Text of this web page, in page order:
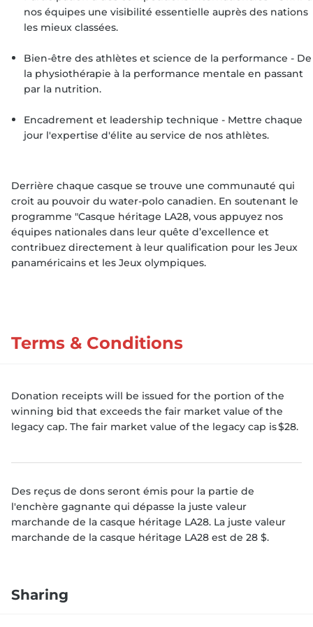
nos équipes une visibilité essentielle auprès des nations
les mieux classées.
Bien-être des athlètes et science de la performance - De
la physiothérapie à la performance mentale en passant
par la nutrition.
Encadrement et leadership technique - Mettre chaque
jour l'expertise d'élite au service de nos athlètes.
Derrière chaque casque se trouve une communauté qui
croit au pouvoir du water-polo canadien. En soutenant le
programme "Casque héritage LA28, vous appuyez nos
équipes nationales dans leur quête d’excellence et
contribuez directement à leur qualification pour les Jeux
panaméricains et les Jeux olympiques.
Terms & Conditions
Donation receipts will be issued for the portion of the
winning bid that exceeds the fair market value of the
legacy cap. The fair market value of the legacy cap is $28.
Des reçus de dons seront émis pour la partie de
l'enchère gagnante qui dépasse la juste valeur
marchande de la casque héritage LA28. La juste valeur
marchande de la casque héritage LA28 est de 28 $.
Sharing